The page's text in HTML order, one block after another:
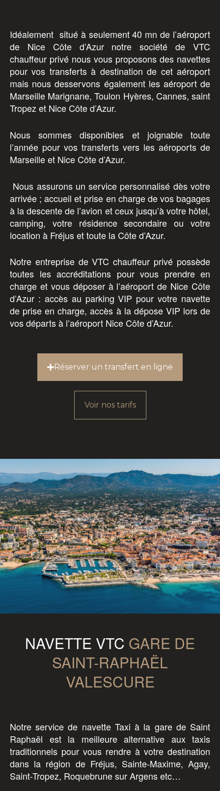
Idéalement situé à seulement 40 mn de l’aéroport
de Nice Côte d’Azur notre société de VTC
chauffeur privé nous vous proposons des navettes
pour vos transferts à destination de cet aéroport
mais nous desservons également les aéroport de
Marseille Marignane, Toulon Hyères, Cannes, saint
Tropez et Nice Côte d’Azur.
Nous sommes disponibles et joignable toute
l’année pour vos transferts vers les aéroports de
Marseille et Nice Côte d’Azur.
Nous assurons un service personnalisé dès votre
arrivée ; accueil et prise en charge de vos bagages
à la descente de l’avion et ceux jusqu’à votre hôtel,
camping, votre résidence secondaire ou votre
location à Fréjus et toute la Côte d’Azur.
Notre entreprise de VTC chauffeur privé possède
toutes les accréditations pour vous prendre en
charge et vous déposer à l’aéroport de Nice Côte
d’Azur : accès au parking VIP pour votre navette
de prise en charge, accès à la dépose VIP lors de
vos départs à l’aéroport Nice Côte d’Azur.
Réserver un transfert en ligne
Voir nos tarifs
NAVETTE VTC GARE DE
SAINT-RAPHAËL
VALESCURE
Notre service de navette Taxi à la gare de Saint
Raphaël est la meilleure alternative aux taxis
traditionnels pour vous rendre à votre destination
dans la région de Fréjus, Sainte-Maxime, Agay,
Saint-Tropez, Roquebrune sur Argens etc…